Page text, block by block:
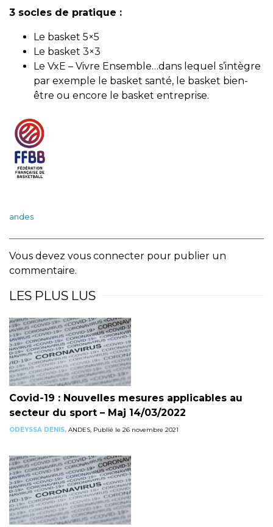
3 socles de pratique :
Le basket 5×5
Le basket 3×3
Le VxE – Vivre Ensemble…dans lequel s’intègre
par exemple le basket santé, le basket bien-
être ou encore le basket entreprise.
andes
Vous devez vous connecter pour publier un
commentaire.
LES PLUS LUS
Covid-19 : Nouvelles mesures applicables au
secteur du sport – Maj 14/03/2022
ODEYSSA DENIS, ANDES, Publié le 26 novembre 2021